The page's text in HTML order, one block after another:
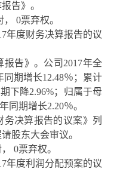
告》。
0票弃权。
年度财务决算报告的议
报告》。公司2017年全
期增长12.48％；累计
下降2.96%；归属于母
同期增长2.20％。
务决算报告的议案》列
股东大会审议。
0票弃权。
年度利润分配预案的议